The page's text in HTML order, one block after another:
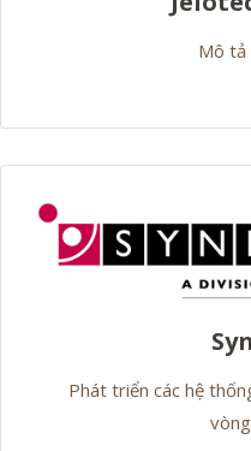
Mô tả
Phát triển các hệ